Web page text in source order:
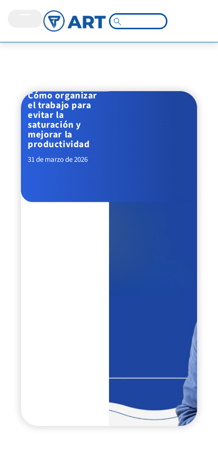
Cómo organizar
el trabajo para
evitar la
saturación y
mejorar la
productividad
31 de marzo de 2026